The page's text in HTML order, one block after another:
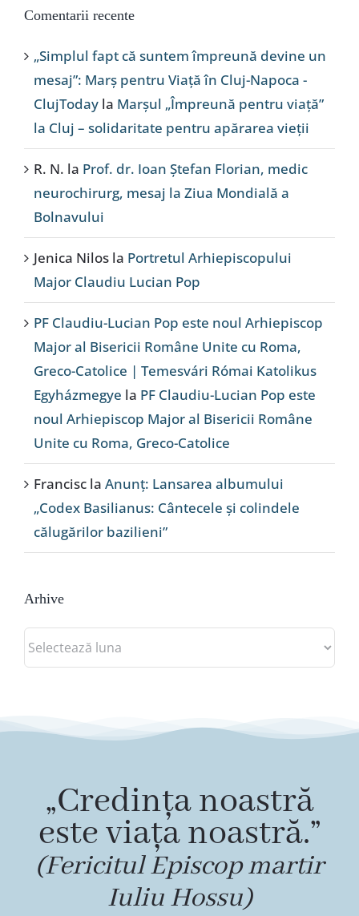
Comentarii recente
„Simplul fapt că suntem împreună devine un
mesaj”: Marș pentru Viață în Cluj-Napoca -
ClujToday la Marșul „Împreună pentru viață”
la Cluj – solidaritate pentru apărarea vieții
R. N. la Prof. dr. Ioan Ștefan Florian, medic
neurochirurg, mesaj la Ziua Mondială a
Bolnavului
Jenica Nilos la Portretul Arhiepiscopului
Major Claudiu Lucian Pop
PF Claudiu-Lucian Pop este noul Arhiepiscop
Major al Bisericii Române Unite cu Roma,
Greco-Catolice | Temesvári Római Katolikus
Egyházmegye la PF Claudiu-Lucian Pop este
noul Arhiepiscop Major al Bisericii Române
Unite cu Roma, Greco-Catolice
Francisc la Anunț: Lansarea albumului
„Codex Basilianus: Cântecele și colindele
călugărilor bazilieni”
Arhive
Arhive
„Credința noastră
este viața noastră.”
(Fericitul Episcop martir
Iuliu Hossu)